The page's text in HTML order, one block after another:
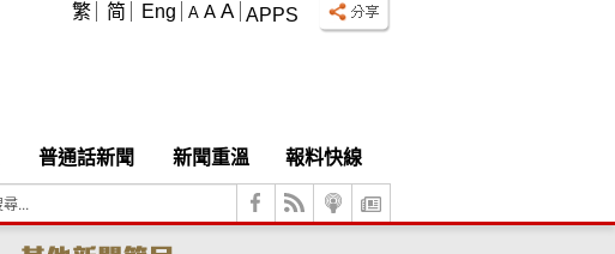
APPS
A A A
繁 简 Eng
普通話新聞 新聞重溫
報料快線